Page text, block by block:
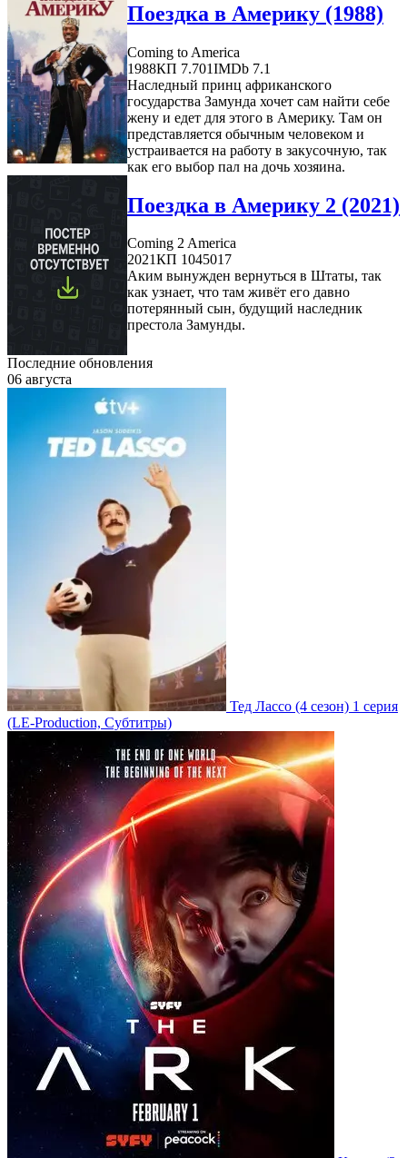
Поездка в Америку (1988)
Coming to America
1988КП 7.701IMDb 7.1
Наследный принц африканского
государства Замунда хочет сам найти себе
жену и едет для этого в Америку. Там он
представляется обычным человеком и
устраивается на работу в закусочную, так
как его выбор пал на дочь хозяина.
Поездка в Америку 2 (2021)
Coming 2 America
2021КП 1045017
Аким вынужден вернуться в Штаты, так
как узнает, что там живёт его давно
потерянный сын, будущий наследник
престола Замунды.
Последние обновления
06 августа
Тед Лассо (4 сезон) 1 серия
(LE-Production, Субтитры)